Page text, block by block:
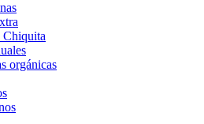
Chiquita
orgánicas